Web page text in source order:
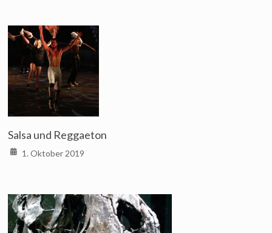
Salsa und Reggaeton
1. Oktober 2019